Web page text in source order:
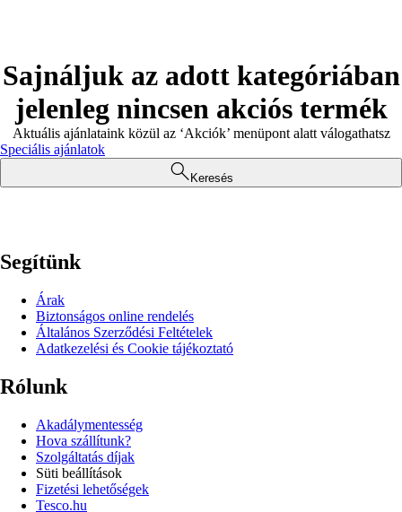
Sajnáljuk az adott kategóriában
jelenleg nincsen akciós termék
Aktuális ajánlataink közül az ‘Akciók’ menüpont alatt válogathatsz
Speciális ajánlatok
Keresés
Segítünk
Árak
Biztonságos online rendelés
Általános Szerződési Feltételek
Adatkezelési és Cookie tájékoztató
Rólunk
Akadálymentesség
Hova szállítunk?
Szolgáltatás díjak
Süti beállítások
Fizetési lehetőségek
Tesco.hu